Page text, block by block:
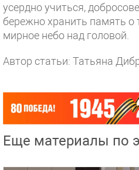
усердно учиться,
бережно хранить память о
мирное небо над головой.
Автор статьи: Татьяна
Еще материалы по